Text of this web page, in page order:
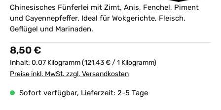
Chinesisches Fünferlei mit Zimt, Anis, Fenchel, Piment
und Cayennepfeffer. Ideal für Wokgerichte, Fleisch,
Geflügel und Marinaden.
Regulärer Preis:
8,50 €
Inhalt: 0.07 Kilogramm(121,43 € / 1 Kilogramm)
Preise inkl. MwSt. zzgl. Versandkosten
Sofort verfügbar, Lieferzeit: 2-5 Tage